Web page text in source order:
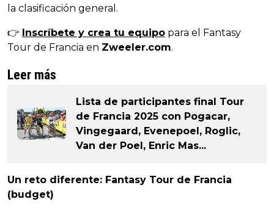
la clasificación general.
👉 Inscríbete y crea tu equipo para el Fantasy
Tour de Francia en Zweeler.com.
Leer más
Lista de participantes final Tour
de Francia 2025 con Pogacar,
Vingegaard, Evenepoel, Roglic,
Van der Poel, Enric Mas...
Un reto diferente: Fantasy Tour de Francia
(budget)